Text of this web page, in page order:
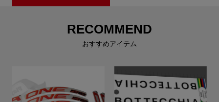
RECOMMEND
おすすめアイテム